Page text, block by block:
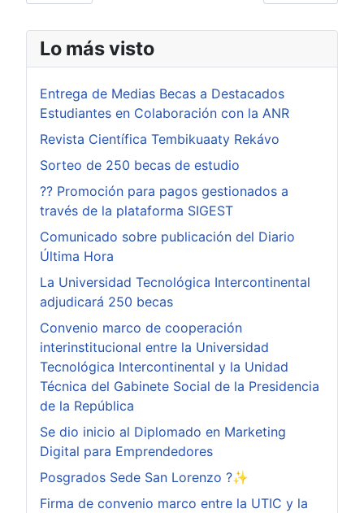
Lo más visto
Entrega de Medias Becas a Destacados
Estudiantes en Colaboración con la ANR
Revista Científica Tembikuaaty Rekávo
Sorteo de 250 becas de estudio
?? Promoción para pagos gestionados a
través de la plataforma SIGEST
Comunicado sobre publicación del Diario
Última Hora
La Universidad Tecnológica Intercontinental
adjudicará 250 becas
Convenio marco de cooperación
interinstitucional entre la Universidad
Tecnológica Intercontinental y la Unidad
Técnica del Gabinete Social de la Presidencia
de la República
Se dio inicio al Diplomado en Marketing
Digital para Emprendedores
Posgrados Sede San Lorenzo ?✨
Firma de convenio marco entre la UTIC y la